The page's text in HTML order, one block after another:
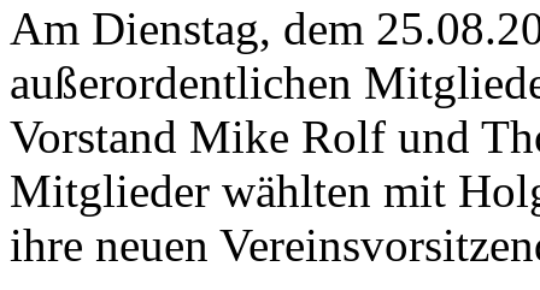
Am Dienstag, dem
außerordentlichen
Vorstand Mike Rolf und
Mitglieder wählten mit
ihre neuen